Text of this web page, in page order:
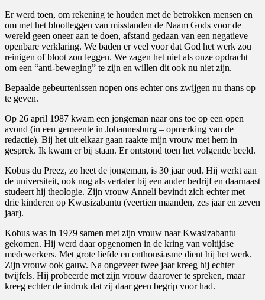
Er werd toen, om rekening te houden met de betrokken mensen en
om met het blootleggen van misstanden de Naam Gods voor de
wereld geen oneer aan te doen, afstand gedaan van een negatieve
openbare verklaring. We baden er veel voor dat God het werk zou
reinigen of bloot zou leggen. We zagen het niet als onze opdracht
om een “anti-beweging” te zijn en willen dit ook nu niet zijn.
Bepaalde gebeurtenissen nopen ons echter ons zwijgen nu thans op
te geven.
Op 26 april 1987 kwam een jongeman naar ons toe op een open
avond (in een gemeente in Johannesburg – opmerking van de
redactie). Bij het uit elkaar gaan raakte mijn vrouw met hem in
gesprek. Ik kwam er bij staan. Er ontstond toen het volgende beeld.
Kobus du Preez, zo heet de jongeman, is 30 jaar oud. Hij werkt aan
de universiteit, ook nog als vertaler bij een ander bedrijf en daarnaast
studeert hij theologie. Zijn vrouw Anneli bevindt zich echter met
drie kinderen op Kwasizabantu (veertien maanden, zes jaar en zeven
jaar).
Kobus was in 1979 samen met zijn vrouw naar Kwasizabantu
gekomen. Hij werd daar opgenomen in de kring van voltijdse
medewerkers. Met grote liefde en enthousiasme dient hij het werk.
Zijn vrouw ook gauw. Na ongeveer twee jaar kreeg hij echter
twijfels. Hij probeerde met zijn vrouw daarover te spreken, maar
kreeg echter de indruk dat zij daar geen begrip voor had.